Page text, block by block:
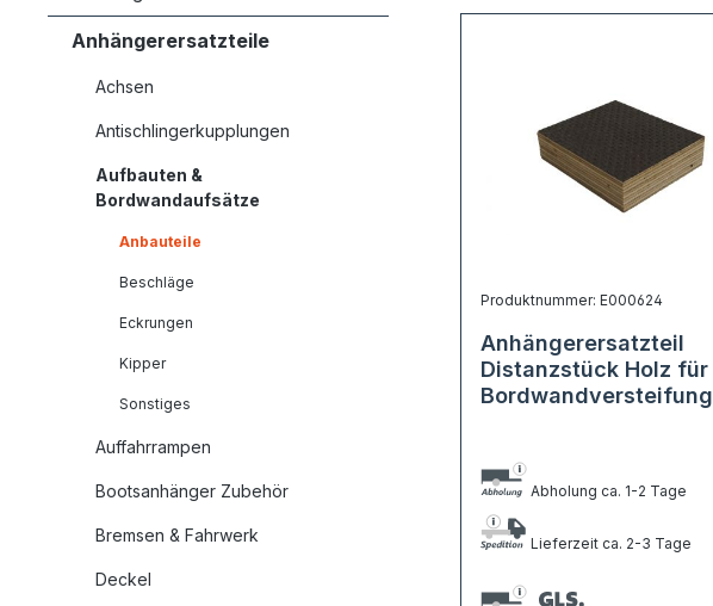
Anhängerersatzteile
Achsen
Antischlingerkupplungen
Aufbauten &
Bordwandaufsätze
Anbauteile
Beschläge
Eckrungen
Kipper
Sonstiges
Auffahrrampen
Bootsanhänger Zubehör
Bremsen & Fahrwerk
Deckel
Produktnummer: E000624
Anhängerersatzteil
Distanzstück Holz für
Bordwandversteifung
Abholung ca. 1-2 Tage
Lieferzeit ca. 2-3 Tage